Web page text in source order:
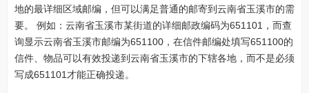
地的最详细区域邮编，但可以满足普通的邮寄到云南省玉溪市的需
要。 例如：云南省玉溪市某街道的详细邮政编码为651101，而查
询显示云南省玉溪市邮编为651100，在信件邮编处填写651100的
信件、物品可以有效投递到云南省玉溪市的下辖各地，而不是必须
写成651101才能正确投递。